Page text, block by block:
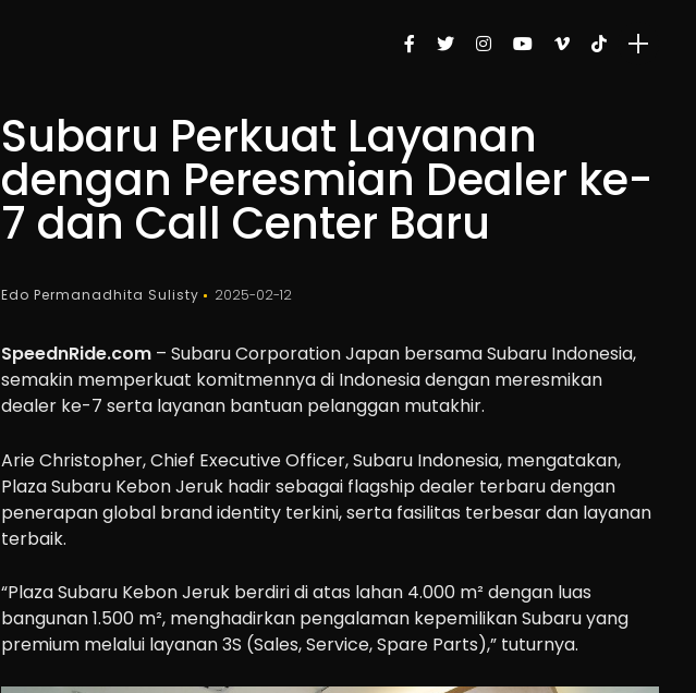
Subaru Perkuat Layanan
dengan Peresmian Dealer ke-
7 dan Call Center Baru
Edo Permanadhita Sulisty 2025-02-12
SpeednRide.com– Subaru Corporation Japan bersama Subaru Indonesia,
semakin memperkuat komitmennya di Indonesia dengan meresmikan
dealer ke-7 serta layanan bantuan pelanggan mutakhir.
Arie Christopher, Chief Executive Officer, Subaru Indonesia, mengatakan,
Plaza Subaru Kebon Jeruk hadir sebagai flagship dealer terbaru dengan
penerapan global brand identity terkini, serta fasilitas terbesar dan layanan
terbaik.
“Plaza Subaru Kebon Jeruk berdiri di atas lahan 4.000 m² dengan luas
bangunan 1.500 m², menghadirkan pengalaman kepemilikan Subaru yang
premium melalui layanan 3S (Sales, Service, Spare Parts),” tuturnya.